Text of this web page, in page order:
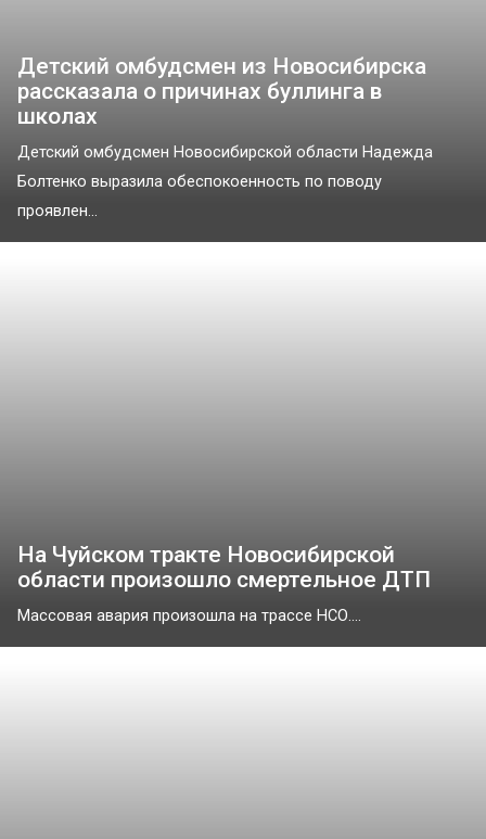
Детский омбудсмен из Новосибирска
рассказала о причинах буллинга в
школах
Детский омбудсмен Новосибирской области Надежда
Болтенко выразила обеспокоенность по поводу
проявлен...
На Чуйском тракте Новосибирской
области произошло смертельное ДТП
Массовая авария произошла на трассе НСО....